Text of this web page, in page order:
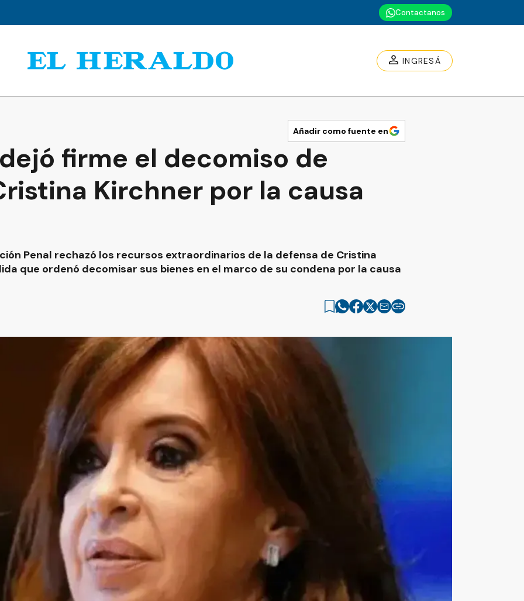
Contactanos
INGRESÁ
Añadir como fuente en
firme el decomiso de
Kirchner por la causa
Penal rechazó los recursos extraordinarios de la defensa de Cristina
que ordenó decomisar sus bienes en el marco de su condena por la causa